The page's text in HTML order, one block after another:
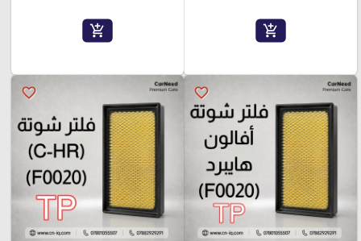
add_shopping_cart
add_shopping_cart
favorite_border
favorite_border